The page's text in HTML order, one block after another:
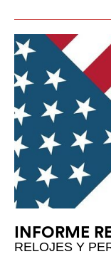
INFORME
RELOJES Y